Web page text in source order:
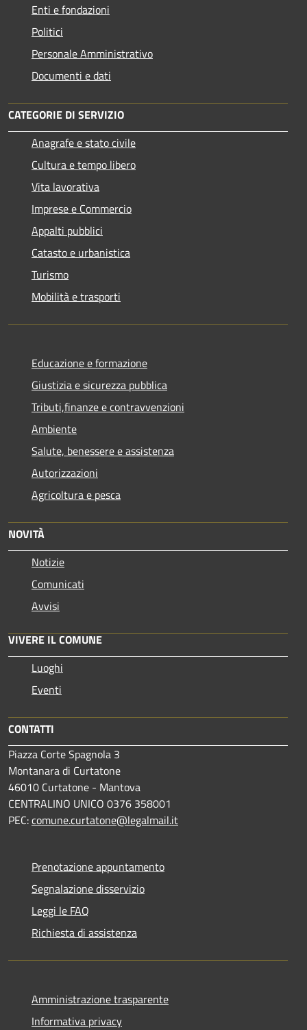
Enti e fondazioni
Politici
Personale Amministrativo
Documenti e dati
CATEGORIE DI SERVIZIO
Anagrafe e stato civile
Cultura e tempo libero
Vita lavorativa
Imprese e Commercio
Appalti pubblici
Catasto e urbanistica
Turismo
Mobilità e trasporti
Educazione e formazione
Giustizia e sicurezza pubblica
Tributi,finanze e contravvenzioni
Ambiente
Salute, benessere e assistenza
Autorizzazioni
Agricoltura e pesca
NOVITÀ
Notizie
Comunicati
Avvisi
VIVERE IL COMUNE
Luoghi
Eventi
CONTATTI
Piazza Corte Spagnola 3
Montanara di Curtatone
46010 Curtatone - Mantova
CENTRALINO UNICO 0376 358001
PEC:comune.curtatone@legalmail.it
Prenotazione appuntamento
Segnalazione disservizio
Leggi le FAQ
Richiesta di assistenza
Amministrazione trasparente
Informativa privacy